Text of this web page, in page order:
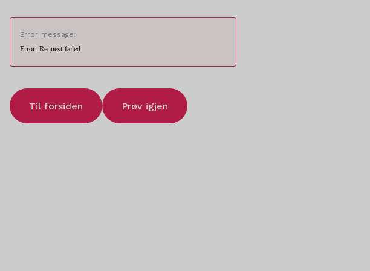
Error message:
Error: Request failed
Til forsiden Prøv igjen